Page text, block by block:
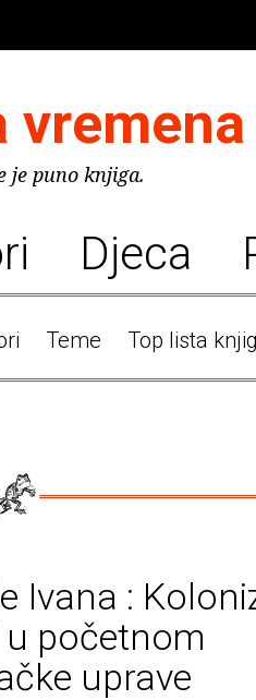
vremena
je puno knjiga.
Djeca
Teme Top lista
Ivana :
početnom
uprave